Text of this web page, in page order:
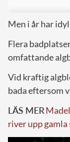
Men i år har
Flera
omfattande
Vid kraftig
bada eftersom
LÄS MER
river upp gamla